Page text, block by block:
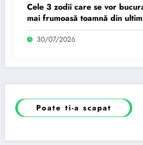
Cele 3 zodii care se vor
mai frumoasă toamnă din
Noroc în dragoste, bani și
neașteptate.
30/07/2026
Poate ti-a scapat